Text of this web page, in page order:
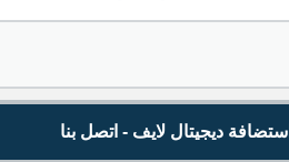
استضافة ديجيتال لايف - اتصل بنا